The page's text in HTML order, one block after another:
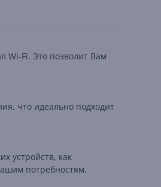
Wi-Fi. Это позволит Вам
что идеально подходит
устройств, как
потребностям.